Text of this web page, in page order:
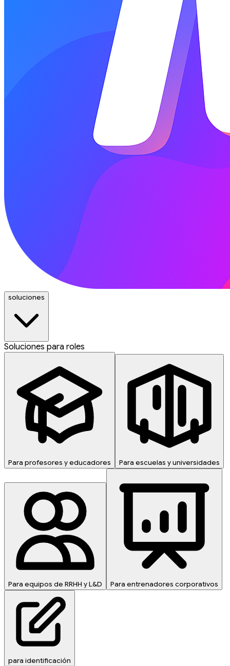
soluciones
Soluciones para roles
Para profesores y educadores Para escuelas y universidades
Para equipos de RRHH y L&D Para entrenadores corporativos
para identificación